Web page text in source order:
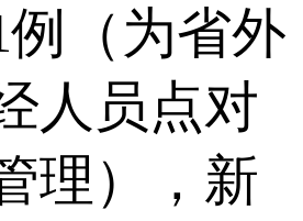
（为省外
人员点对
理），新